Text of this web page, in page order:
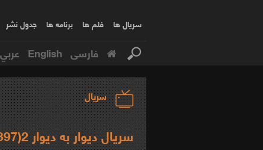
سریال ها فلم ها برنامه ها جدول نشر
فارسی English عربي
سریال
سریال دیوار به دیوار 2(1397)